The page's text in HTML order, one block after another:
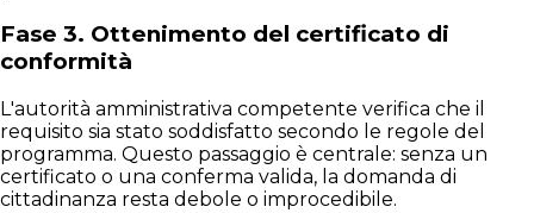
Fase 3. Ottenimento del certificato di
conformità
L'autorità amministrativa competente verifica che il
requisito sia stato soddisfatto secondo le regole del
programma. Questo passaggio è centrale: senza un
certificato o una conferma valida, la domanda di
cittadinanza resta debole o improcedibile.